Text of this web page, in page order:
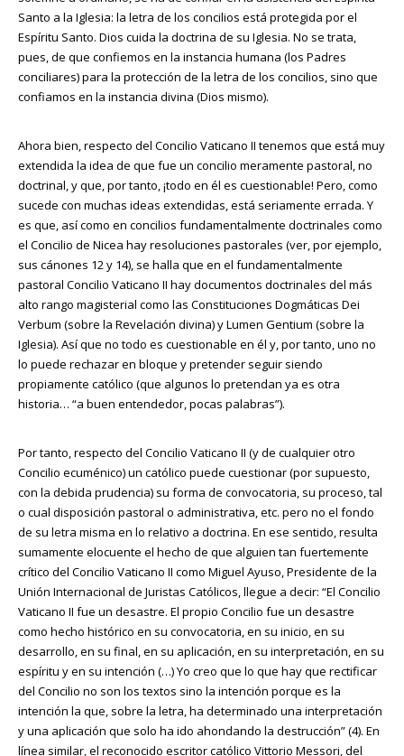
Santo a la Iglesia: la letra de los concilios está protegida por el
Espíritu Santo. Dios cuida la doctrina de su Iglesia. No se trata,
pues, de que confiemos en la instancia humana (los Padres
conciliares) para la protección de la letra de los concilios, sino que
confiamos en la instancia divina (Dios mismo).
Ahora bien, respecto del Concilio Vaticano II tenemos que está muy
extendida la idea de que fue un concilio meramente pastoral, no
doctrinal, y que, por tanto, ¡todo en él es cuestionable! Pero, como
sucede con muchas ideas extendidas, está seriamente errada. Y
es que, así como en concilios fundamentalmente doctrinales como
el Concilio de Nicea hay resoluciones pastorales (ver, por ejemplo,
sus cánones 12 y 14), se halla que en el fundamentalmente
pastoral Concilio Vaticano II hay documentos doctrinales del más
alto rango magisterial como las Constituciones Dogmáticas Dei
Verbum (sobre la Revelación divina) y Lumen Gentium (sobre la
Iglesia). Así que no todo es cuestionable en él y, por tanto, uno no
lo puede rechazar en bloque y pretender seguir siendo
propiamente católico (que algunos lo pretendan ya es otra
historia… “a buen entendedor, pocas palabras”).
Por tanto, respecto del Concilio Vaticano II (y de cualquier otro
Concilio ecuménico) un católico puede cuestionar (por supuesto,
con la debida prudencia) su forma de convocatoria, su proceso, tal
o cual disposición pastoral o administrativa, etc. pero no el fondo
de su letra misma en lo relativo a doctrina. En ese sentido, resulta
sumamente elocuente el hecho de que alguien tan fuertemente
crítico del Concilio Vaticano II como Miguel Ayuso, Presidente de la
Unión Internacional de Juristas Católicos, llegue a decir: “El Concilio
Vaticano II fue un desastre. El propio Concilio fue un desastre
como hecho histórico en su convocatoria, en su inicio, en su
desarrollo, en su final, en su aplicación, en su interpretación, en su
espíritu y en su intención (…) Yo creo que lo que hay que rectificar
del Concilio no son los textos sino la intención porque es la
intención la que, sobre la letra, ha determinado una interpretación
y una aplicación que solo ha ido ahondando la destrucción” (4). En
línea similar, el reconocido escritor católico Vittorio Messori, del